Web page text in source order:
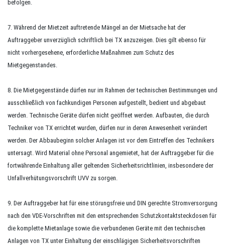
befolgen.
7. Während der Mietzeit auftretende Mängel an der Mietsache hat der
Auftraggeber unverzüglich schriftlich bei TX anzuzeigen. Dies gilt ebenso für
nicht vorhergesehene, erforderliche Maßnahmen zum Schutz des
Mietgegenstandes.
8. Die Mietgegenstände dürfen nur im Rahmen der technischen Bestimmungen und
ausschließlich von fachkundigen Personen aufgestellt, bedient und abgebaut
werden. Technische Geräte dürfen nicht geöffnet werden. Aufbauten, die durch
Techniker von TX errichtet wurden, dürfen nur in deren Anwesenheit verändert
werden. Der Abbaubeginn solcher Anlagen ist vor dem Eintreffen des Technikers
untersagt. Wird Material ohne Personal angemietet, hat der Auftraggeber für die
fortwährende Einhaltung aller geltenden Sicherheitsrichtlinien, insbesondere der
Unfallverhütungsvorschrift UVV zu sorgen.
9. Der Auftraggeber hat für eine störungsfreie und DIN gerechte Stromversorgung
nach den VDE-Vorschriften mit den entsprechenden Schutzkontaktsteckdosen für
die komplette Mietanlage sowie die verbundenen Geräte mit den technischen
Anlagen von TX unter Einhaltung der einschlägigen Sicherheitsvorschriften